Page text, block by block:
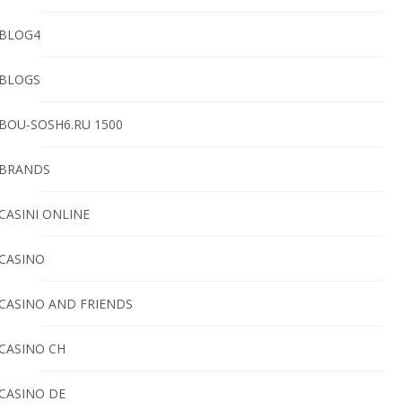
SOSH6.RU 1500
ONLINE
AND FRIENDS
CH
DE